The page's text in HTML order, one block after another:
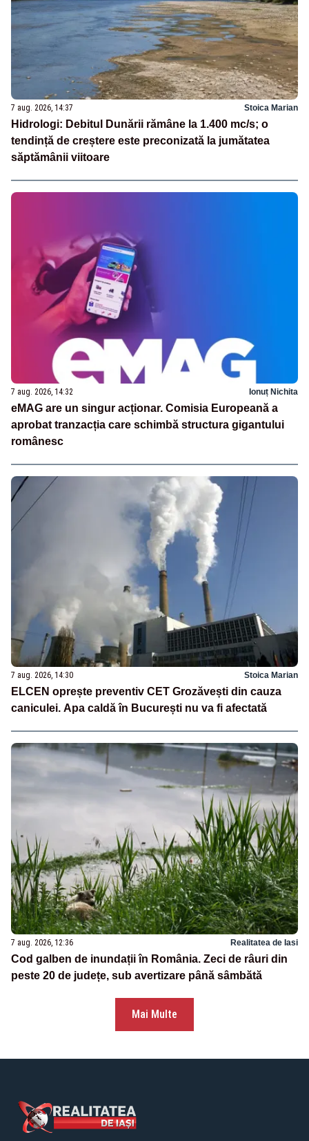
7 aug. 2026, 14:37 Stoica Marian
Hidrologi: Debitul Dunării rămâne la 1.400 mc/s; o
tendință de creștere este preconizată la jumătatea
săptămânii viitoare
7 aug. 2026, 14:32 Ionuț Nichita
eMAG are un singur acționar. Comisia Europeană a
aprobat tranzacția care schimbă structura gigantului
românesc
7 aug. 2026, 14:30 Stoica Marian
ELCEN oprește preventiv CET Grozăvești din cauza
caniculei. Apa caldă în București nu va fi afectată
7 aug. 2026, 12:36 Realitatea de Iasi
Cod galben de inundații în România. Zeci de râuri din
peste 20 de județe, sub avertizare până sâmbătă
Mai Multe